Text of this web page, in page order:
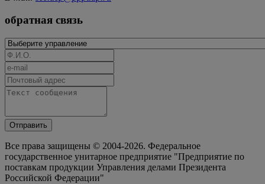
обратная связь
Отправить
Все права защищены © 2004-2026. Федеральное
государственное унитарное предприятие "Предприятие по
поставкам продукции Управления делами Президента
Российской Федерации"